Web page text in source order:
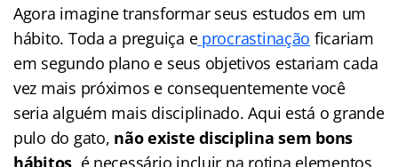
Agora imagine transformar seus estudos em um
hábito. Toda a preguiça eprocrastinação ficariam
em segundo plano e seus objetivos estariam cada
vez mais próximos e consequentemente você
seria alguém mais disciplinado. Aqui está o grande
pulo do gato, não existe disciplina sem bons
hábitos, é necessário incluir na rotina elementos